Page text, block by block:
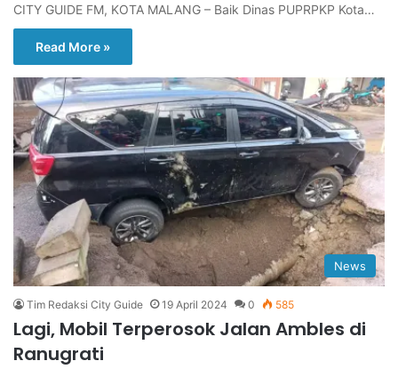
CITY GUIDE FM, KOTA MALANG – Baik Dinas PUPRPKP Kota…
Read More »
News
Tim Redaksi City Guide 19 April 2024 0 585
Lagi, Mobil Terperosok Jalan Ambles di
Ranugrati